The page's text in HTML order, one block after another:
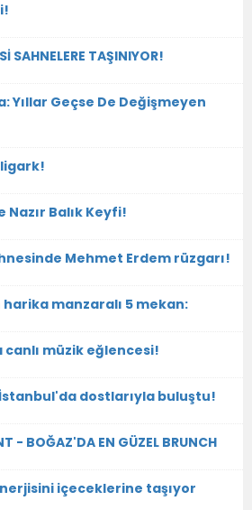
SAHNELERE TAŞINIYOR!
Yıllar Geçse De Değişmeyen
Nazır Balık Keyfi!
Mehmet Erdem rüzgarı!
manzaralı 5 mekan:
canlı müzik eğlencesi!
dostlarıyla buluştu!
- BOĞAZ'DA EN GÜZEL BRUNCH
içeceklerine taşıyor